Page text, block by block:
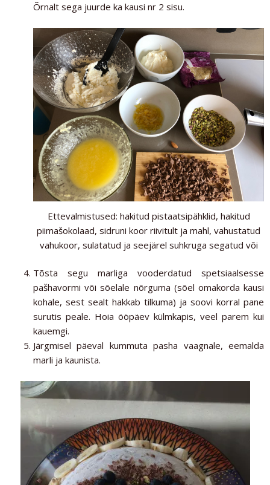
Õrnalt sega juurde ka kausi nr 2 sisu.
Ettevalmistused: hakitud pistaatsipähklid, hakitud
piimašokolaad, sidruni koor riivitult ja mahl, vahustatud
vahukoor, sulatatud ja seejärel suhkruga segatud või
Tõsta segu marliga vooderdatud spetsiaalsesse
pašhavormi või sõelale nõrguma (sõel omakorda kausi
kohale, sest sealt hakkab tilkuma) ja soovi korral pane
surutis peale. Hoia ööpäev külmkapis, veel parem kui
kauemgi.
Järgmisel päeval kummuta pasha vaagnale, eemalda
marli ja kaunista.